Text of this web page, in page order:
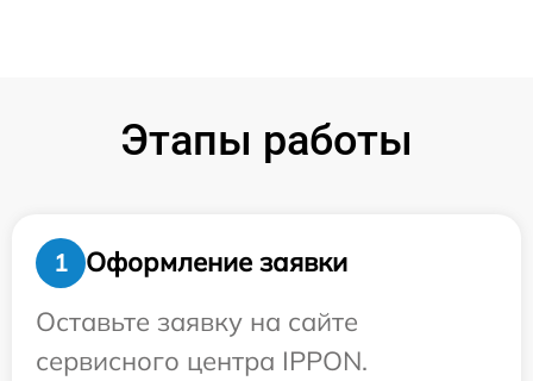
Этапы работы
1
Оформление заявки
Оставьте заявку на сайте
сервисного центра IPPON.